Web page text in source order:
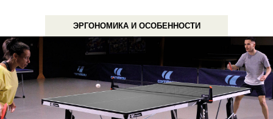
ЭРГОНОМИКА И ОСОБЕННОСТИ